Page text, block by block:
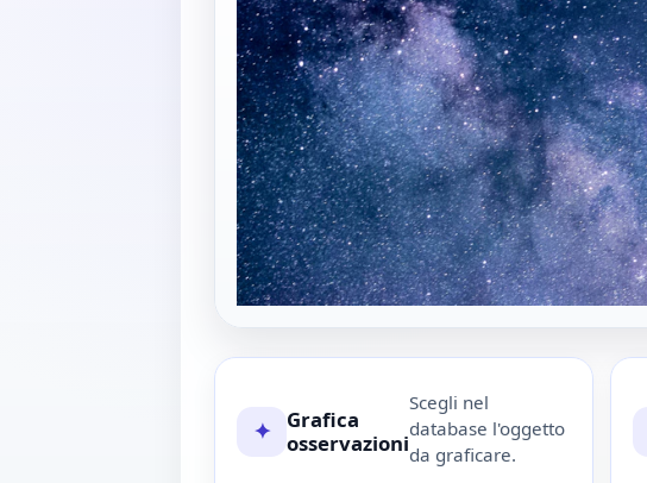
✦
Grafica
osservazioni
Scegli nel
database l'oggetto
da graficare.